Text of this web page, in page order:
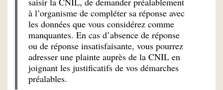
à l’organisme de compléter sa réponse avec
les données que vous considérez comme
manquantes. En cas d’absence de réponse
ou de réponse insatisfaisante, vous pourrez
adresser une plainte auprès de la CNIL en
joignant les justificatifs de vos démarches
préalables.